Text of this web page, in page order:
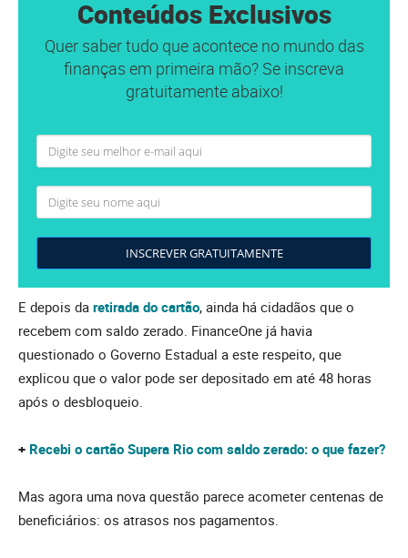
Conteúdos Exclusivos
Quer saber tudo que acontece no mundo das
finanças em primeira mão? Se inscreva
gratuitamente abaixo!
INSCREVER GRATUITAMENTE
E depois da retirada do cartão, ainda há cidadãos que o
recebem com saldo zerado. FinanceOne já havia
questionado o Governo Estadual a este respeito, que
explicou que o valor pode ser depositado em até 48 horas
após o desbloqueio.
+ Recebi o cartão Supera Rio com saldo zerado: o que fazer?
Mas agora uma nova questão parece acometer centenas de
beneficiários: os atrasos nos pagamentos.